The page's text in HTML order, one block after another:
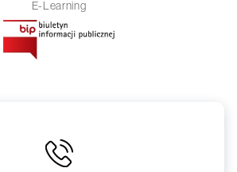
E-Learning